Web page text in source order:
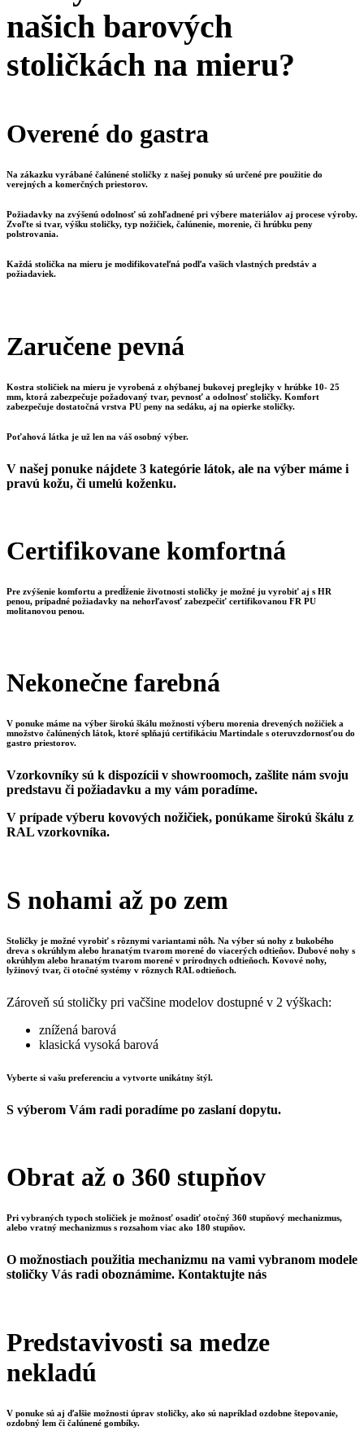
našich barových
stoličkách na mieru?
Overené do gastra
Na zákazku vyrábané čalúnené stoličky z našej ponuky sú určené pre použitie do
verejných a komerčných priestorov.
Požiadavky na zvýšenú odolnosť sú zohľadnené pri výbere materiálov aj procese výroby.
Zvoľte si tvar, výšku stoličky, typ nožičiek, čalúnenie, morenie, či hrúbku peny
polstrovania.
Každá stolička na mieru je modifikovateľná podľa vašich vlastných predstáv a
požiadaviek.
Zaručene pevná
Kostra stoličiek na mieru je vyrobená z ohýbanej bukovej preglejky v hrúbke 10- 25
mm, ktorá zabezpečuje požadovaný tvar, pevnosť a odolnosť stoličky. Komfort
zabezpečuje dostatočná vrstva PU peny na sedáku, aj na opierke stoličky.
Poťahová látka je už len na váš osobný výber.
V našej ponuke nájdete 3 kategórie látok, ale na výber máme i
pravú kožu, či umelú koženku.
Certifikovane komfortná
Pre zvýšenie komfortu a predĺženie životnosti stoličky je možné ju vyrobiť aj s HR
penou, prípadné požiadavky na nehorľavosť zabezpečiť certifikovanou FR PU
molitanovou penou.
Nekonečne farebná
V ponuke máme na výber širokú škálu možnosti výberu morenia drevených nožičiek a
množstvo čalúnených látok, ktoré splňajú certifikáciu Martindale s oteruvzdornosťou do
gastro priestorov.
Vzorkovníky sú k dispozícii v showroomoch, zašlite nám svoju
predstavu či požiadavku a my vám poradíme.
V prípade výberu kovových nožičiek, ponúkame širokú škálu z
RAL vzorkovníka.
S nohami až po zem
Stoličky je možné vyrobiť s rôznymi variantami nôh. Na výber sú nohy z bukobého
dreva s okrúhlym alebo hranatým tvarom morené do viacerých odtieňov. Dubové nohy s
okrúhlym alebo hranatým tvarom morené v prírodnych odtieňoch. Kovové nohy,
lyžinový tvar, či otočné systémy v rôznych RAL odtieňoch.
Zároveň sú stoličky pri vačšine modelov dostupné v 2 výškach:
znížená barová
klasická vysoká barová
Vyberte si vašu preferenciu a vytvorte unikátny štýl.
S výberom Vám radi poradíme po zaslaní dopytu.
Obrat až o 360 stupňov
Pri vybraných typoch stoličiek je možnosť osadiť otočný 360 stupňový mechanizmus,
alebo vratný mechanizmus s rozsahom viac ako 180 stupňov.
O možnostiach použitia mechanizmu na vami vybranom modele
stoličky Vás radi oboznámime. Kontaktujte nás
Predstavivosti sa medze
nekladú
V ponuke sú aj ďalšie možnosti úprav stoličky, ako sú napríklad ozdobne štepovanie,
ozdobný lem či čalúnené gombíky.